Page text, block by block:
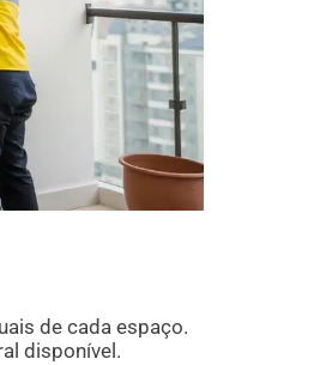
de cada espaço.
disponível.